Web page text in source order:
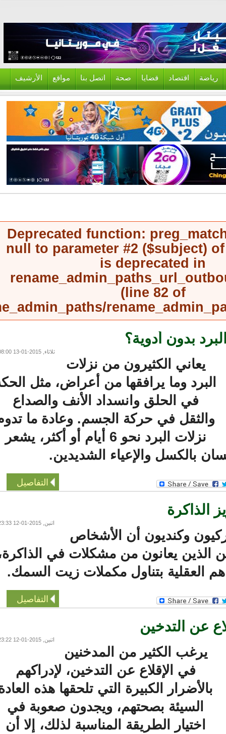
اقتصاد قضايا صحة اتصل بنا مواقع الأرشيف
Deprecated function:
null to parameter #2 ($subject)
is deprecated in
(line82of
بدون أدوية؟
ثلاثاء, 2015-01-13 08:00
يعاني الكثيرون من نزلات
وما يرافقها من أعراض، مثل الحكة
في الحلق وانسداد الأنف والصداع
والثقل في حركة الجسم. وعادة ما تدوم
نزلات البرد نحو 6 أيام أو أكثر، يشعر
بالكسل والإعياء الشديدين.
التفاصيل
اثنين, 2015-01-12 23:33
وكنديون أن الأشخاص
يعانون من مشكلات في الذاكرة،
العقلية بتناول مكملات زيت السمك.
التفاصيل
عن التدخين
اثنين, 2015-01-12 23:22
يرغب الكثير من المدخنين
في الإقلاع عن التدخين، لإدراكهم
بالأضرار الكبيرة التي تلحقها هذه العادة
السيئة بصحتهم، ويجدون صعوبة في
اختيار الطريقة المناسبة لذلك، إلا أن